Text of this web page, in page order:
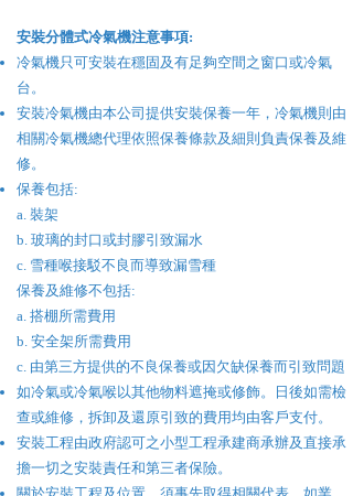
​安裝分體式冷氣機注意事項:
冷氣機只可安裝在穩固及有足夠空間之窗口或冷氣
台。
安裝冷氣機由本公司提供安裝保養一年，冷氣機則由
相關冷氣機總代理依照保養條款及細則負責保養及維
修。
保養包括:
a. 裝架
b. 玻璃的封口或封膠引致漏水
c. 雪種喉接駁不良而導致漏雪種
保養及維修不包括:
a. 搭棚所需費用
b. 安全架所需費用
c. 由第三方提供的不良保養或因欠缺保養而引致問題
如冷氣或冷氣喉以其他物料遮掩或修飾。日後如需檢
查或維修，拆卸及還原引致的費用均由客戶支付。
安裝工程由政府認可之小型工程承建商承辦及直接承
擔一切之安裝責任和第三者保險。